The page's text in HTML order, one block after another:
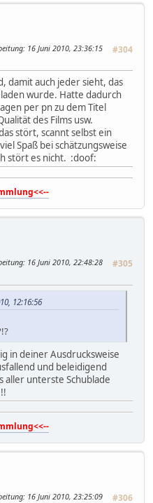
#304
: 16 Juni 2010, 23:36:15
damit auch jeder sieht, das
wurde. Hatte dadurch
per pn zu dem Titel
des Films usw.
stört, scannt selbst ein
Spaß bei schätzungsweise
stört es nicht. :doof:
#305
: 16 Juni 2010, 22:48:28
12:16:56
in deiner Ausdrucksweise
und beleidigend
aller unterste Schublade
#306
: 16 Juni 2010, 23:25:09